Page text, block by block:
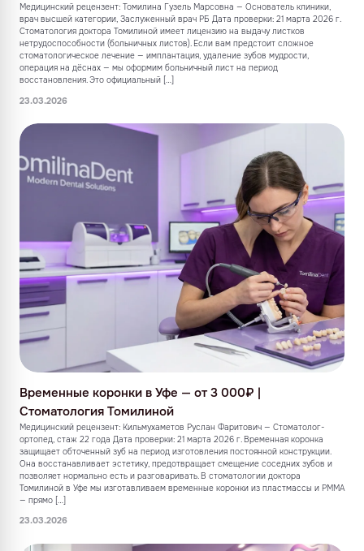
Медицинский рецензент: Томилина Гузель Марсовна — Основатель клиники,
врач высшей категории, Заслуженный врач РБ Дата проверки: 21 марта 2026 г.
Стоматология доктора Томилиной имеет лицензию на выдачу листков
нетрудоспособности (больничных листов). Если вам предстоит сложное
стоматологическое лечение — имплантация, удаление зубов мудрости,
операция на дёснах — мы оформим больничный лист на период
восстановления. Это официальный […]
23.03.2026
Временные коронки в Уфе — от 3 000₽ |
Стоматология Томилиной
Медицинский рецензент: Кильмухаметов Руслан Фаритович — Стоматолог-
ортопед, стаж 22 года Дата проверки: 21 марта 2026 г. Временная коронка
защищает обточенный зуб на период изготовления постоянной конструкции.
Она восстанавливает эстетику, предотвращает смещение соседних зубов и
позволяет нормально есть и разговаривать. В стоматологии доктора
Томилиной в Уфе мы изготавливаем временные коронки из пластмассы и PMMA
— прямо […]
23.03.2026